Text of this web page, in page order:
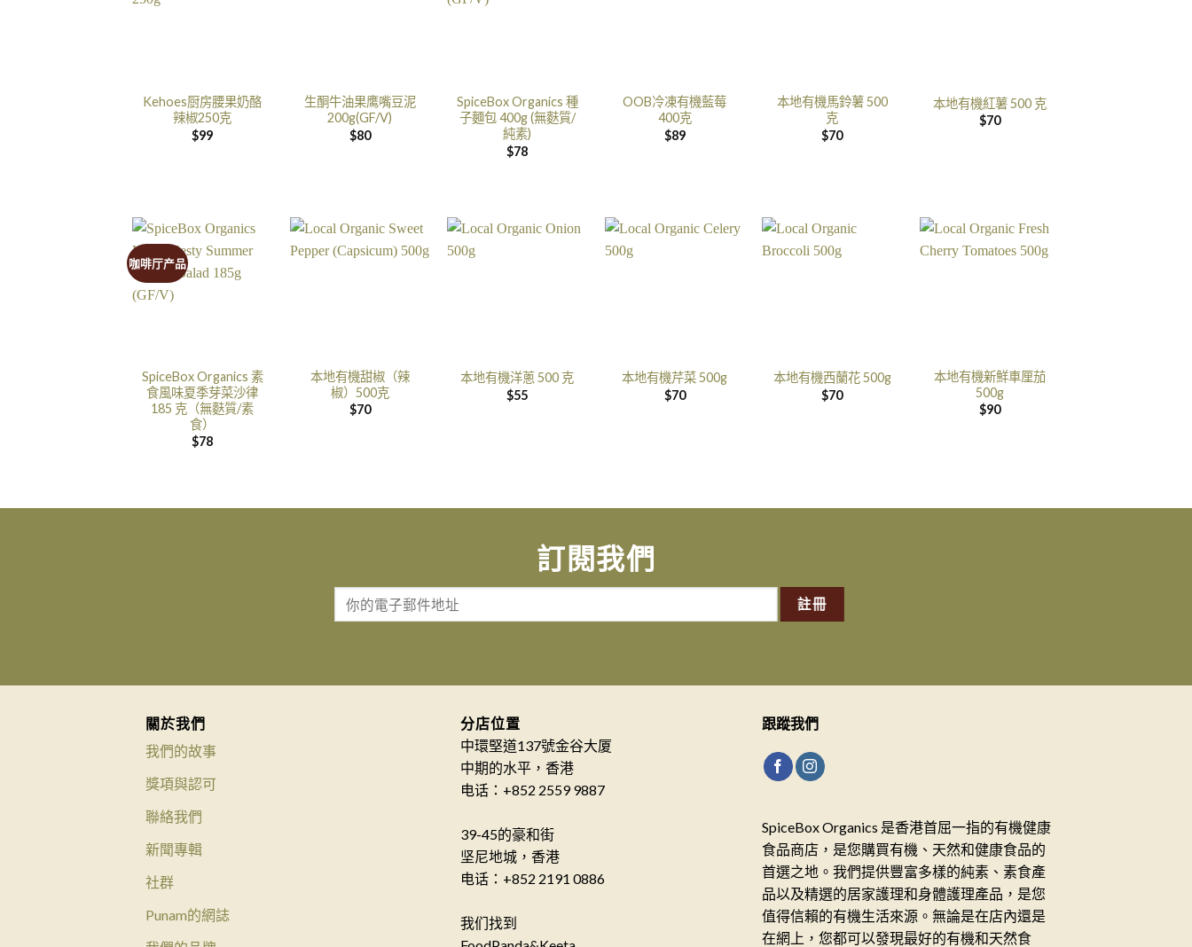
Kehoes厨房腰果奶酪
辣椒250克
$99
生酮牛油果鹰嘴豆泥
200g(GF/V)
$80
SpiceBox Organics 種
子麵包 400g (無麩質/
純素)
$78
OOB冷凍有機藍莓
400克
$89
本地有機馬鈴薯 500
克
$70
本地有機紅薯 500 克
$70
咖啡厅产品
SpiceBox Organics 素
食風味夏季芽菜沙律
185 克（無麩質/素
食）
$78
本地有機甜椒（辣
椒）500克
$70
本地有機洋蔥 500 克
$55
本地有機芹菜 500g
$70
本地有機西蘭花 500g
$70
本地有機新鮮車厘茄
500g
$90
訂閱我們
關於我們
我們的故事
獎項與認可
聯絡我們
新聞專輯
社群
Punam的網誌
分店位置
中環堅道137號金谷大厦
中期的水平，香港
电话：+852 2559 9887
39-45的豪和街
坚尼地城，香港
电话：+852 2191 0886
我们找到
跟蹤我們
SpiceBox Organics 是香港首屈一指的有機健康
食品商店，是您購買有機、天然和健康食品的
首選之地。我們提供豐富多樣的純素、素食產
品以及精選的居家護理和身體護理產品，是您
值得信賴的有機生活來源。無論是在店內還是
在網上，您都可以發現最好的有機和天然食